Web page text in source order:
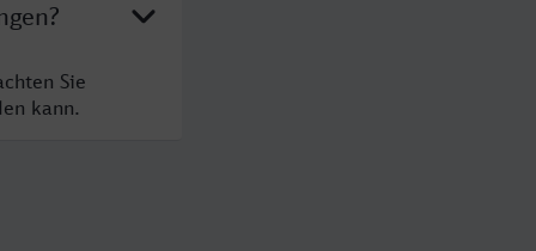
Sie
kann.